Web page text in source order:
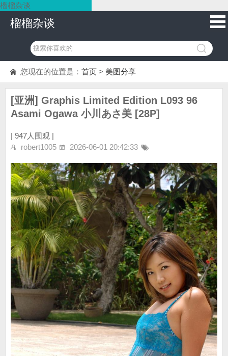
榴榴杂谈
榴榴杂谈
您现在的位置是： 首页 > 美图分享
[亚洲] Graphis Limited Edition L093 96
Asami Ogawa 小川あさ美 [28P]
| 947人围观 |
robert1005
2026-06-01 20:42:33